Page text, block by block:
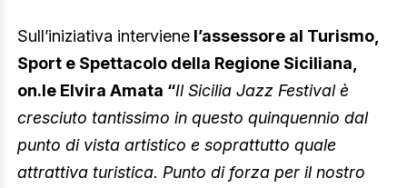
Sull’iniziativa interviene l’assessore al Turismo,
Sport e Spettacolo della Regione Siciliana,
on.le Elvira Amata “Il Sicilia Jazz Festival è
cresciuto tantissimo in questo quinquennio dal
punto di vista artistico e soprattutto quale
attrattiva turistica. Punto di forza per il nostro